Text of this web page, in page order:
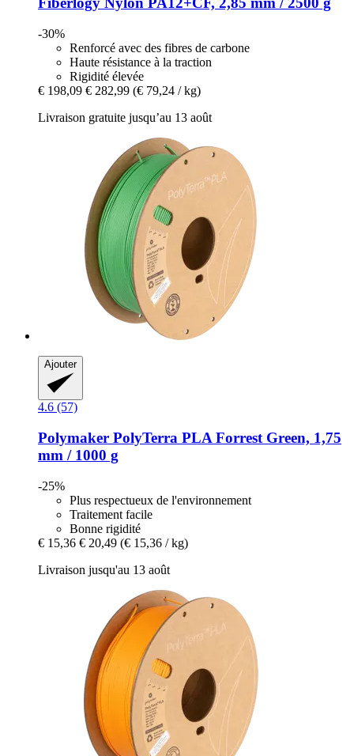
-30%
Renforcé avec des fibres de carbone
Haute résistance à la traction
Rigidité élevée
€ 198,09 € 282,99 (€ 79,24 / kg)
Livraison gratuite jusqu’au 13 août
Ajouter
4.6 (57)
Polymaker PolyTerra PLA Forrest Green, 1,75
mm / 1000 g
-25%
Plus respectueux de l'environnement
Traitement facile
Bonne rigidité
€ 15,36 € 20,49 (€ 15,36 / kg)
Livraison jusqu'au 13 août